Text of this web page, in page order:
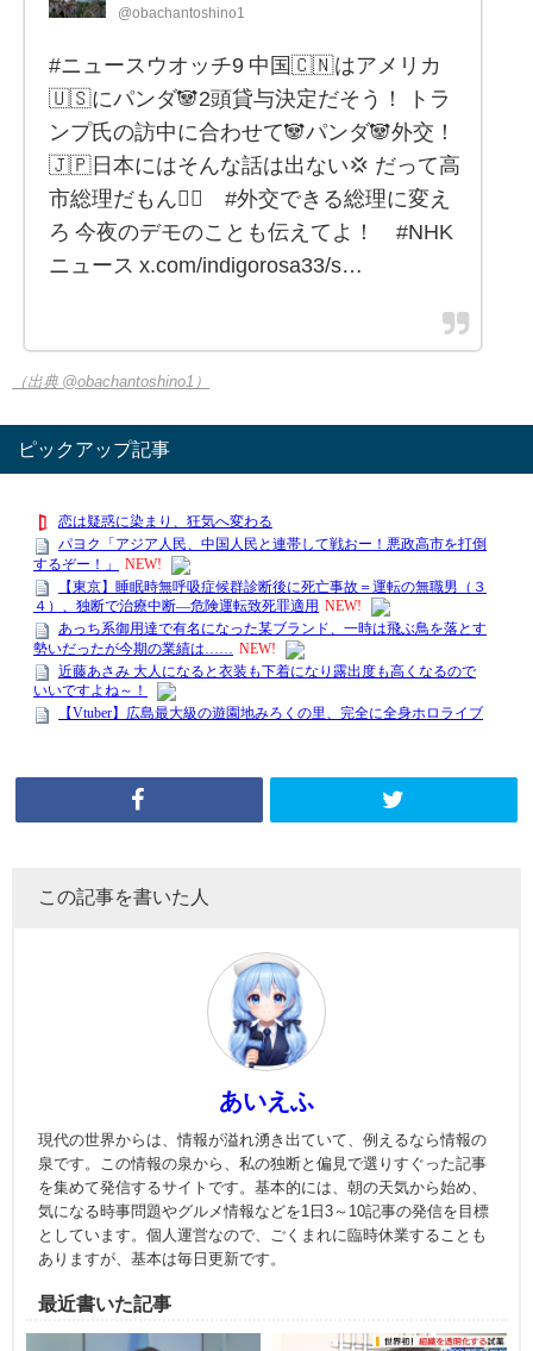
@obachantoshino1
#ニュースウオッチ9 中国🇨🇳はアメリカ
🇺🇸にパンダ🐼2頭貸与決定だそう！ トラ
ンプ氏の訪中に合わせて🐼パンダ🐼外交！
🇯🇵日本にはそんな話は出ない💢 だって高
市総理だもん😮‍💨 #外交できる総理に変え
ろ 今夜のデモのことも伝えてよ！ #NHK
ニュース x.com/indigorosa33/s…
（出典 @obachantoshino1）
ピックアップ記事
この記事を書いた人
あいえふ
現代の世界からは、情報が溢れ湧き出ていて、例えるなら情報の
泉です。この情報の泉から、私の独断と偏見で選りすぐった記事
を集めて発信するサイトです。基本的には、朝の天気から始め、
気になる時事問題やグルメ情報などを1日3～10記事の発信を目標
としています。個人運営なので、ごくまれに臨時休業することも
ありますが、基本は毎日更新です。
最近書いた記事